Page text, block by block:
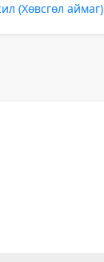
(Хөвсгөл аймаг)